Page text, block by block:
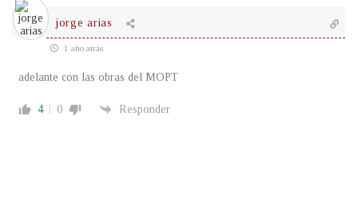
jorge arias
1 año atrás
adelante con las obras del MOPT
4 0 Responder